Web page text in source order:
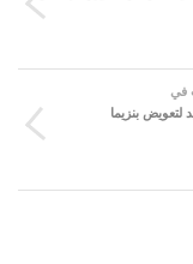
في
لتعويض بنزيما